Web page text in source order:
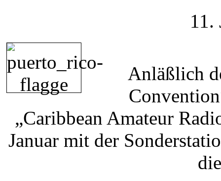
11.
Anläßlich
„Caribbean Amateur
Januar mit der